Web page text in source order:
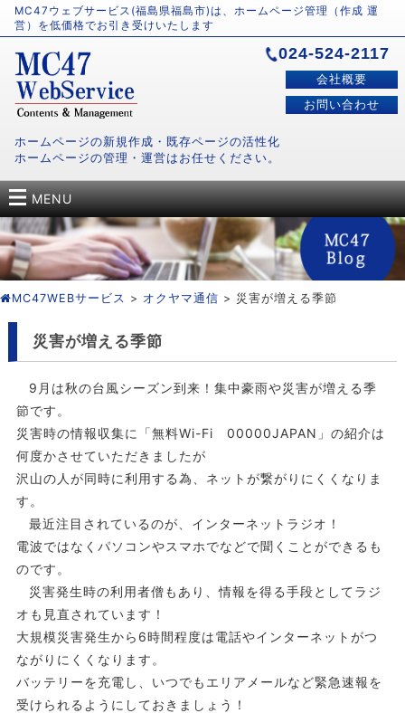
MC47ウェブサービス(福島県福島市)は、ホームページ管理（作成 運
営）を低価格でお引き受けいたします
ホームページの新規作成・既存ページの活性化
ホームページの管理・運営はお任せください。
024-524-2117
会社概要
お問い合わせ
MENU
MC47WEBサービス > オクヤマ通信 > 災害が増える季節
災害が増える季節
9月は秋の台風シーズン到来！集中豪雨や災害が増える季
節です。
災害時の情報収集に「無料Wi-Fi 00000JAPAN」の紹介は
何度かさせていただきましたが
沢山の人が同時に利用する為、ネットが繋がりにくくなりま
す。
最近注目されているのが、インターネットラジオ！
電波ではなくパソコンやスマホでなどで聞くことができるも
のです。
災害発生時の利用者僧もあり、情報を得る手段としてラジ
オも見直されています！
大規模災害発生から6時間程度は電話やインターネットがつ
ながりにくくなります。
バッテリーを充電し、いつでもエリアメールなど緊急速報を
受けられるようにしておきましょう！